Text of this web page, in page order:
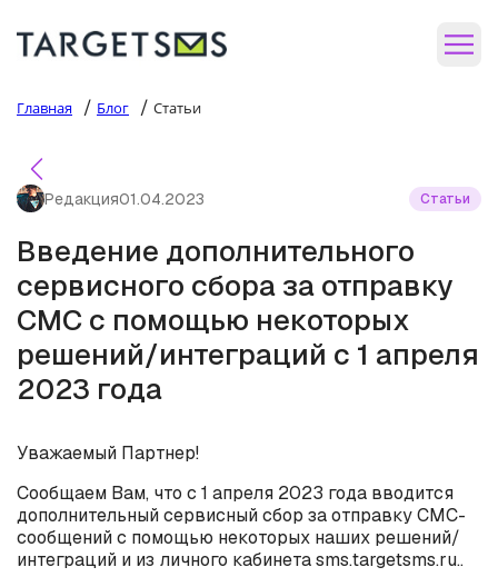
Главная / Блог / Статьи
Редакция01.04.2023 Статьи
Введение дополнительного
сервисного сбора за отправку
СМС с помощью некоторых
решений/интеграций с 1 апреля
2023 года
Уважаемый Партнер!
Сообщаем Вам, что с 1 апреля 2023 года вводится
дополнительный сервисный сбор за отправку СМС-
сообщений с помощью некоторых наших решений/
интеграций и из личного кабинета sms.targetsms.ru..